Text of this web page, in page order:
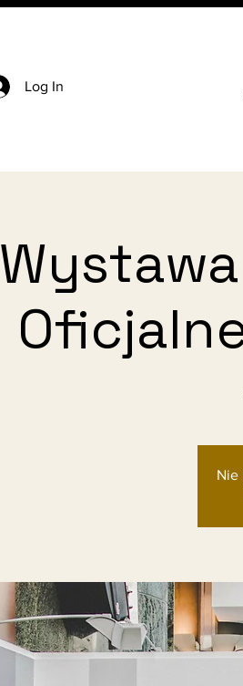
Log In
Nie